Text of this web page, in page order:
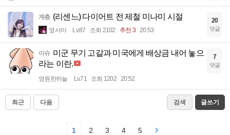
계층 (리센느) 다이어트 전 제철 미나미 시절
옆사마 Lv.87 조회 2102 추천 3 20:53
20
댓글
이슈 미군 무기 고갈과 미국에게 배상금 내어 놓으
라는 이란.
영원한하늘 Lv.71 조회 1202 20:52
7
댓글
최근 다음 검색 글쓰기
1 2 3 4 5